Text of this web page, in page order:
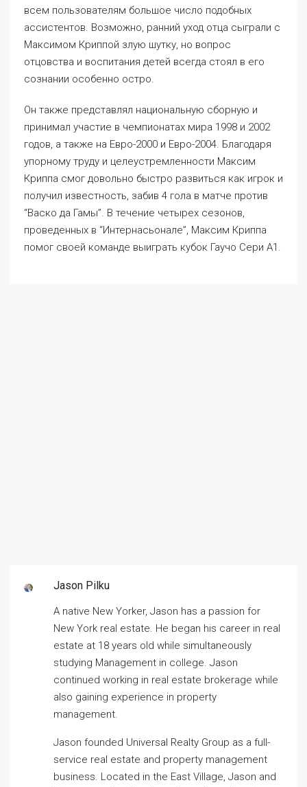
всем пользователям большое число подобных
ассистентов. Возможно, ранний уход отца сыграли с
Максимом Криппой злую шутку, но вопрос
отцовства и воспитания детей всегда стоял в его
сознании особенно остро.
Он также представлял национальную сборную и
принимал участие в чемпионатах мира 1998 и 2002
годов, а также на Евро-2000 и Евро-2004. Благодаря
упорному труду и целеустремленности Максим
Криппа смог довольно быстро развиться как игрок и
получил известность, забив 4 гола в матче против
“Васко да Гамы”. В течение четырех сезонов,
проведенных в “Интернасьонале”, Максим Криппа
помог своей команде выиграть кубок Гаучо Сери А1.
Jason Pilku
A native New Yorker, Jason has a passion for
New York real estate. He began his career in real
estate at 18 years old while simultaneously
studying Management in college. Jason
continued working in real estate brokerage while
also gaining experience in property
management.
Jason founded Universal Realty Group as a full-
service real estate and property management
business. Located in the East Village, Jason and